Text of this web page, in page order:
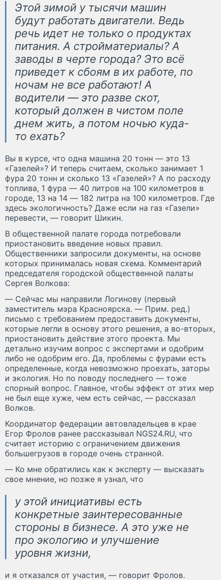
Этой зимой у тысячи машин
будут работать двигатели. Ведь
речь идет не только о продуктах
питания. А стройматериалы? А
заводы в черте города? Это всё
приведет к сбоям в их работе, по
ночам не все работают! А
водители — это разве скот,
который должен в чистом поле
днем жить, а потом ночью куда-
то ехать?
Вы в курсе, что одна машина 20 тонн — это 13
«Газелей»? И теперь считаем, сколько занимает 1
фура 20 тонн и сколько 13 «Газелей»? А по расходу
топлива, 1 фура — 40 литров на 100 километров в
городе, 13 на 14 — 182 литра на 100 километров. Где
здесь экологичность? Даже если на газ «Газели»
перевести, — говорит Шикин.
В общественной палате города потребовали
приостановить введение новых правил.
Общественники запросили документы, на основе
которых принималась новая схема. Комментарий
председателя городской общественной палаты
Сергея Волкова:
— Сейчас мы направили Логинову (первый
заместитель мэра Красноярска. — Прим. ред.)
письмо с требованием предоставить документы,
которые легли в основу этого решения, а во-вторых,
приостановить действие этого проекта. Мы
детально изучим вопрос с экспертами и одобрим
либо не одобрим его. Да, проблемы с фурами есть
определенные, когда невозможно проехать, заторы
и экология. Но по поводу последнего — тоже
спорный вопрос. Главное, чтобы эффект от этих мер
не был еще хуже, чем есть сейчас, — рассказал
Волков.
Координатор федерации автовладельцев в крае
Егор Фролов ранее рассказывал NGS24.RU, что
считает историю с ограничением движения
большегрузов в городе очень странной.
— Ко мне обратились как к эксперту — высказать
свое мнение, но позже я узнал, что
у этой инициативы есть
конкретные заинтересованные
стороны в бизнесе. А это уже не
про экологию и улучшение
уровня жизни,
и я отказался от участия, — говорит Фролов.